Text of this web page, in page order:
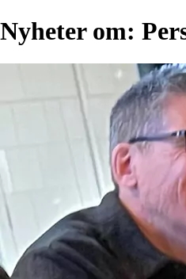
Nyheter om: